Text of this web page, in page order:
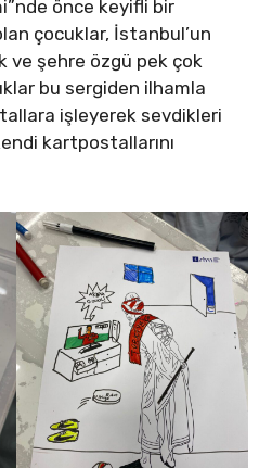
önce keyifli bir
çocuklar, İstanbul’un
ve şehre özgü pek çok
bu sergiden ilhamla
işleyerek sevdikleri
kartpostallarını